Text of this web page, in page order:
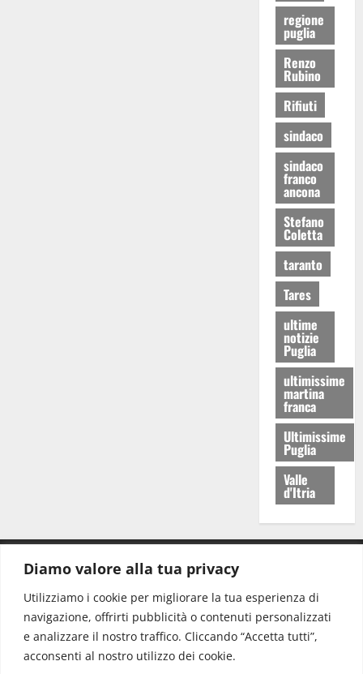
Diamo valore alla tua privacy
Utilizziamo i cookie per migliorare la tua esperienza di
navigazione, offrirti pubblicità o contenuti personalizzati
e analizzare il nostro traffico. Cliccando “Accetta tutti”,
acconsenti al nostro utilizzo dei cookie.
regione
puglia
Renzo
Rubino
Rifiuti
sindaco
sindaco
franco
ancona
Stefano
Coletta
taranto
Tares
ultime
notizie
Puglia
ultimissime
martina
franca
Ultimissime
Puglia
Valle
d'Itria
Redazione: redazione@www.martinasera.it
Direttore:direttore@www.martinasera.it
Info & Commerciale:info@www.martinasera.it